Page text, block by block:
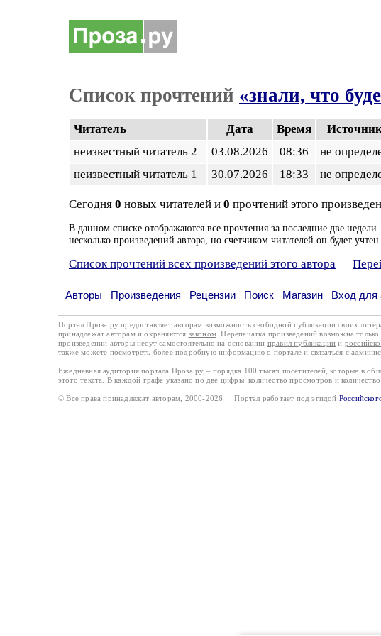
Список прочтений «знали, что
Читатель Дата Время
неизвестный читатель 2
03.08.2026 08:36
не
неизвестный читатель 1
30.07.2026 18:33 не
Сегодня 0 новых читателей и 0 прочтений этого
В данном списке отображаются все прочтения за последние две
несколько произведений автора, но счетчиком читателей он будет
Список прочтений всех произведений этого автора
Авторы Произведения Рецензии Поиск Магазин Вход для
Портал Проза.ру предоставляет авторам возможность свободной публикации своих
принадлежат авторам и охраняются законом . Перепечатка произведений возможна
произведений авторы несут самостоятельно на основании правил публикации и
также можете посмотреть более подробную информацию о портале и связаться с
Ежедневная аудитория портала Проза.ру – порядка 100 тысяч посетителей, которые в
этого текста. В каждой графе указано по две цифры: количество просмотров и количество
© Все права принадлежат авторам, 2000-2026 Портал работает под эгидой